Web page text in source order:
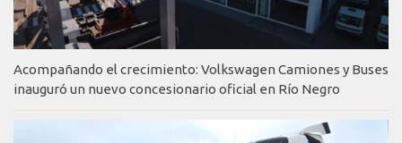
Acompañando el crecimiento: Volkswagen Camiones y Buses
inauguró un nuevo concesionario oficial en Río Negro